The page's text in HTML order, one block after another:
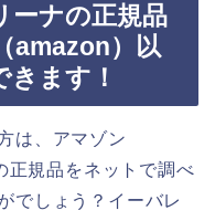
ーナの正規品
amazon）以
ます！
は、アマゾン
正規品をネットで調べ
でしょう？イーバレ